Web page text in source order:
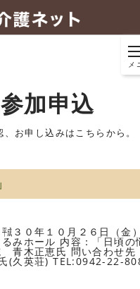
メ
加申込
お申し込みはこちらから。
３０年１０月２６日（金
みホール 内容：「日頃の
青木正恵氏 問い合わせ先
(久英荘) TEL:0942-22-